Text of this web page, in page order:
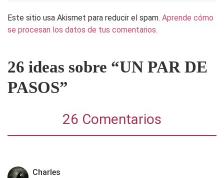
Este sitio usa Akismet para reducir el spam. Aprende cómo
se procesan los datos de tus comentarios.
26 ideas sobre “UN PAR DE
PASOS”
26 Comentarios
Charles